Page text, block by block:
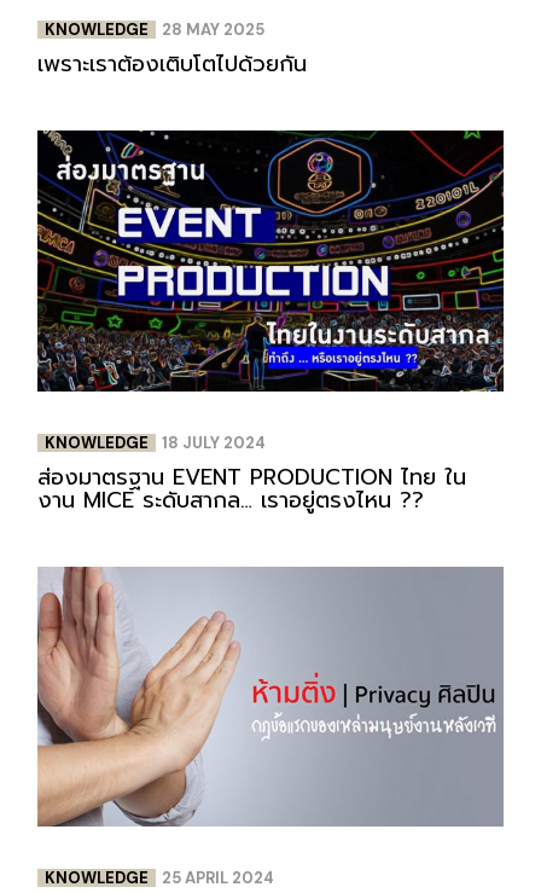
KNOWLEDGE 28 MAY 2025
เพราะเราต้องเติบโตไปด้วยกัน
KNOWLEDGE 18 JULY 2024
ส่องมาตรฐาน EVENT PRODUCTION ไทย ใน
งาน MICE ระดับสากล… เราอยู่ตรงไหน ??
KNOWLEDGE 25 APRIL 2024